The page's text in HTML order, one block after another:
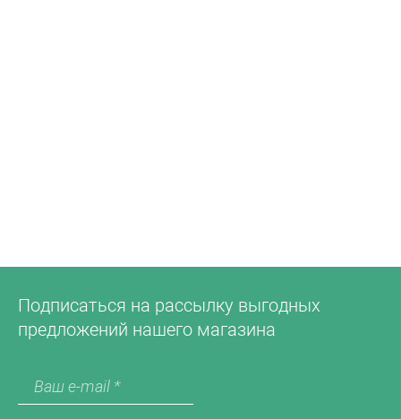
Подписаться на рассылку выгодных
предложений нашего магазина